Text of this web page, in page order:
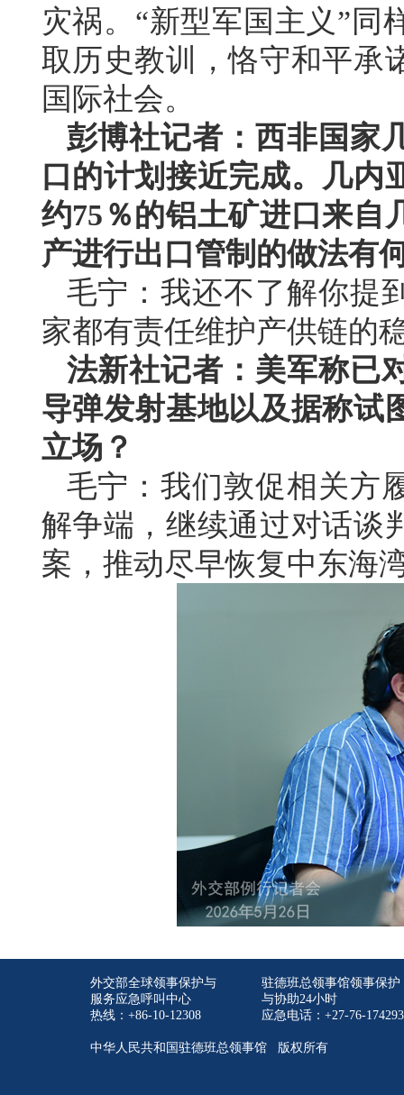
灾祸。“新型军国主义”同
取历史教训，恪守和平承
国际社会。
彭博社记者：西非国家
口的计划接近完成。几内
约75％的铝土矿进口来自
产进行出口管制的做法有
毛宁：我还不了解你提
家都有责任维护产供链的
法新社记者：美军称已
导弹发射基地以及据称试
立场？
毛宁：我们敦促相关方
解争端，继续通过对话谈
案，推动尽早恢复中东海
外交部全球领事保护与
服务应急呼叫中心
热线：+86-10-12308
驻德班总领事馆领事保护
与协助24小时
应急电话：+27-76-
中华人民共和国驻德班总领事馆 版权所有